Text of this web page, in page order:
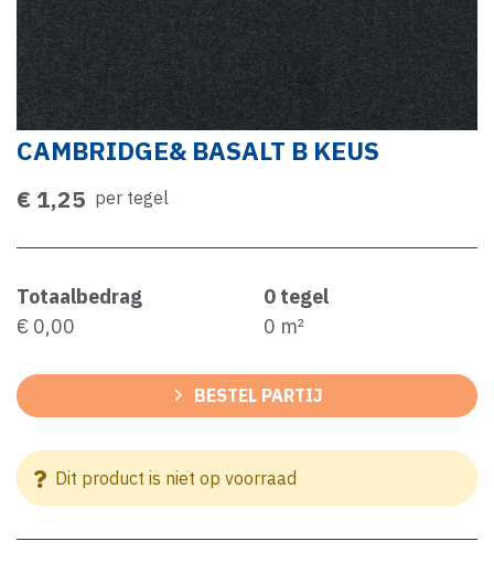
CAMBRIDGE& BASALT B KEUS
€ 1,25 per tegel
Totaalbedrag
€ 0,00
0 tegel
0 m²
BESTEL PARTIJ
Dit product is niet op voorraad